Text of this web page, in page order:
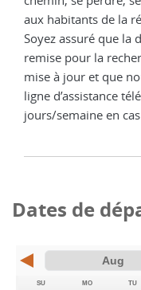
aux habitants de la
Soyez assuré que la
remise pour la
mise à jour et que
ligne d’assistance
jours/semaine en
Dates de
SU MO TU